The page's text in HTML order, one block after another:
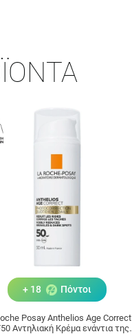
+ 18 Πόντοι
Posay Αnthelios Age Correct
Αντηλιακή Κρέμα ενάντια της